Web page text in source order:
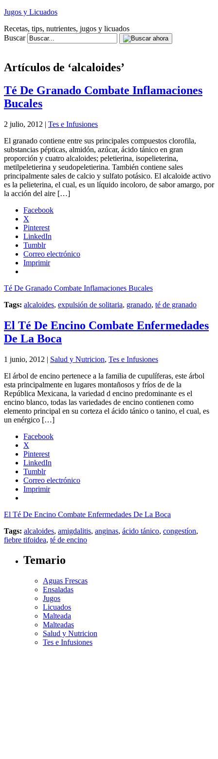
Jugos y Licuados
Recetas, tips, nutrientes, jugos y licuados
Buscar
Artículos de ‘alcaloides’
Té De Granado Combate Inflamaciones
Bucales
2 julio, 2012 | Tes e Infusiones
El granado contiene entre sus principales compuestos clorofila,
substancias pépticas, almidón, azúcar, ácido tánico en gran
proporción y cuatro alcaloides; peletierina, isopelieterina,
metilpeletierina y seudopeletierina. También contiene sales
principalmente sales de calcio y sulfato potásico. El alcaloide activo
es la pelieterina, el cual, es un líquido incoloro, de sabor amargo, por
la acción del aire […]
Facebook
X
Pinterest
LinkedIn
Tumblr
Correo electrónico
Imprimir
Té De Granado Combate Inflamaciones Bucales
Tags: alcaloides, expulsión de solitaria, granado, té de granado
El Té De Encino Combate Enfermedades
De La Boca
1 junio, 2012 | Salud y Nutricion, Tes e Infusiones
El árbol de encino pertenece a la familia de cupulíferas, este árbol
esta principalmente en lugares montañosos y fríos de de la
República Mexicana, la variedad d encino predominante es el
encino blanco, todas las variedades de encino contienen como
elemento principal en su corteza el ácido tánico o tanino, el cual, es
un enérgico […]
Facebook
X
Pinterest
LinkedIn
Tumblr
Correo electrónico
Imprimir
El Té De Encino Combate Enfermedades De La Boca
Tags: alcaloides, amigdalitis, anginas, ácido tánico, congestíon,
fiebre tifoidea, té de encino
Temario
Aguas Frescas
Ensaladas
Jugos
Licuados
Malteada
Malteadas
Salud y Nutricion
Tes e Infusiones